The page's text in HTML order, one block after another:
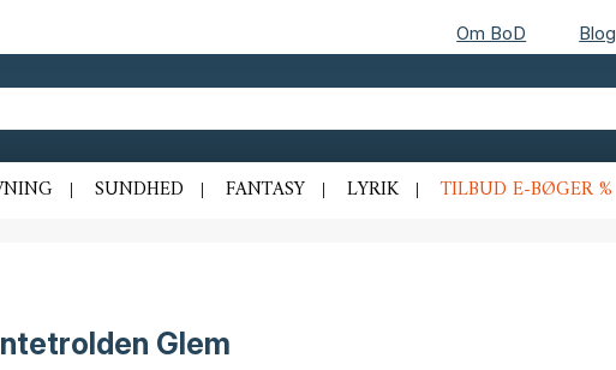
Om BoD Blog
SUNDHED FANTASY LYRIK TILBUD E-BØGER %
Glem